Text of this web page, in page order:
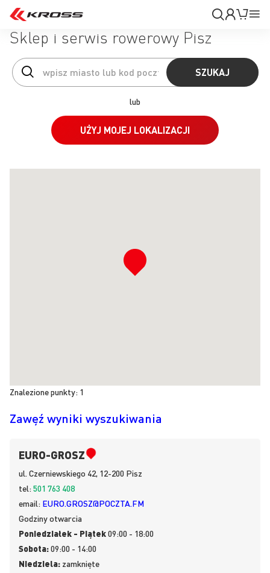
Mój
Moje
konto
Sklep i serwis rowerowy Pisz
SZUKAJ
lub
UŻYJ MOJEJ LOKALIZACJI
Znalezione punkty: 1
Zawęź wyniki wyszukiwania
EURO-GROSZ
ul. Czerniewskiego 42, 12-200 Pisz
tel:501 763 408
email: EURO.GROSZ@POCZTA.FM
Godziny otwarcia
Poniedziałek - Piątek09:00 - 18:00
Sobota:09:00 - 14:00
Niedziela: zamknięte